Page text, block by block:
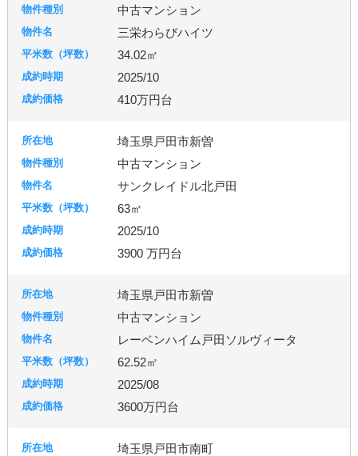
宇都宮市
札幌市
中古マンション
三栄わらびハイツ
34.02㎡
2025/10
410万円台
埼玉県戸田市新曽
中古マンション
サンクレイドル北戸田
63㎡
2025/10
3900 万円台
埼玉県戸田市新曽
中古マンション
レーベンハイム戸田ソルヴィータ
62.52㎡
2025/08
3600万円台
埼玉県戸田市南町